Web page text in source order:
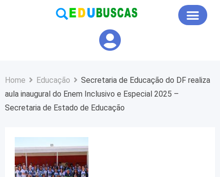
Home Educação
Secretaria de Educação do DF realiza
aula inaugural do Enem Inclusivo e Especial 2025 –
Secretaria de Estado de Educação